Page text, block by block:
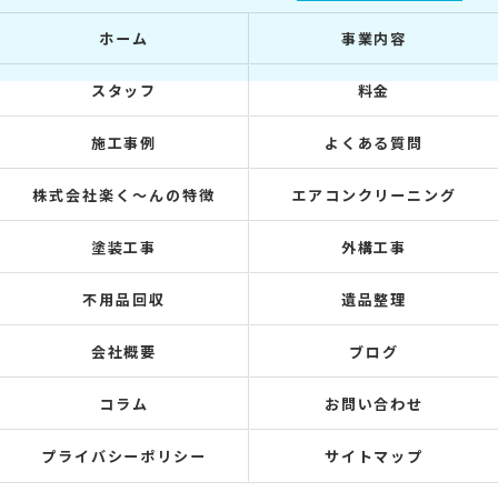
ホーム 事業内容
スタッフ 料金
施工事例 よくある質問
株式会社楽く～んの特徴 エアコンクリーニング
塗装工事 外構工事
不用品回収 遺品整理
会社概要 ブログ
コラム お問い合わせ
プライバシーポリシー サイトマップ